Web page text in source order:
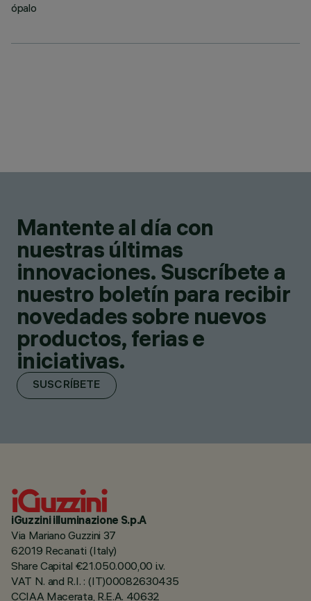
ópalo
Mantente al día con
nuestras últimas
innovaciones. Suscríbete a
nuestro boletín para recibir
novedades sobre nuevos
productos, ferias e
iniciativas.
SUSCRÍBETE
iGuzzini illuminazione S.p.A
Via Mariano Guzzini 37
62019 Recanati (Italy)
Share Capital €21.050.000,00 i.v.
VAT N. and R.I. : (IT)00082630435
CCIAA Macerata, R.E.A. 40632